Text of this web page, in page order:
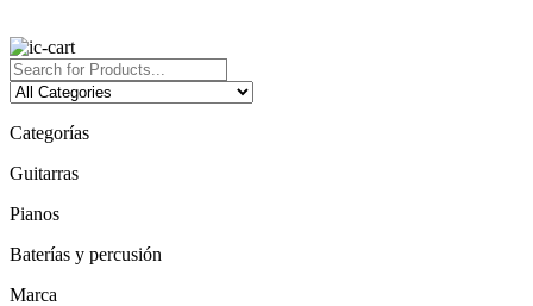
Categorías
Guitarras
Pianos
Baterías y percusión
Marca